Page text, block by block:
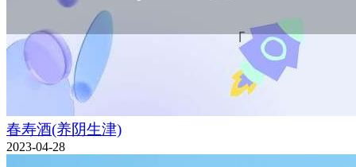
春寿酒(养阴生津)
2023-04-28